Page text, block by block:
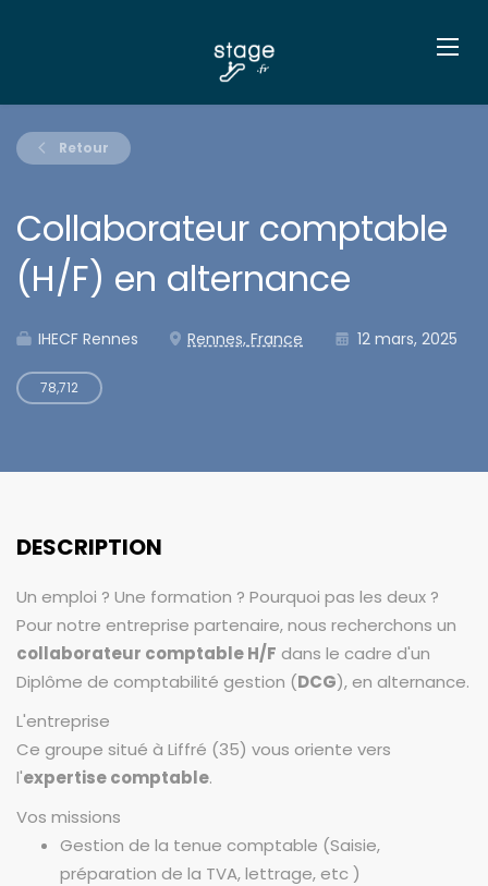
Retour
Collaborateur comptable
(H/F) en alternance
IHECF Rennes Rennes, France 12 mars, 2025
78,712
DESCRIPTION
Un emploi ? Une formation ? Pourquoi pas les deux ?
Pour notre entreprise partenaire, nous recherchons un
collaborateur comptable H/F dans le cadre d'un
Diplôme de comptabilité gestion (DCG), en alternance.
L'entreprise
Ce groupe situé à Liffré (35) vous oriente vers
l'expertise comptable.
Vos missions
Gestion de la tenue comptable (Saisie,
préparation de la TVA, lettrage, etc )